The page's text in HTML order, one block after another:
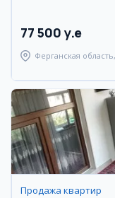
77 500 y.e
Ферганская область,
Продажа квартир